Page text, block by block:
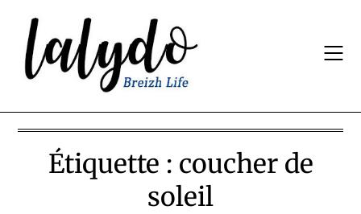
content
Étiquette : coucher de
soleil